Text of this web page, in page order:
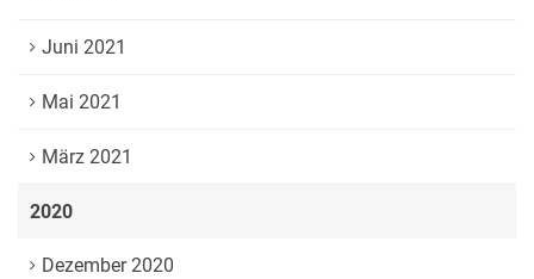
Juni 2021
Mai 2021
März 2021
2020
Dezember 2020